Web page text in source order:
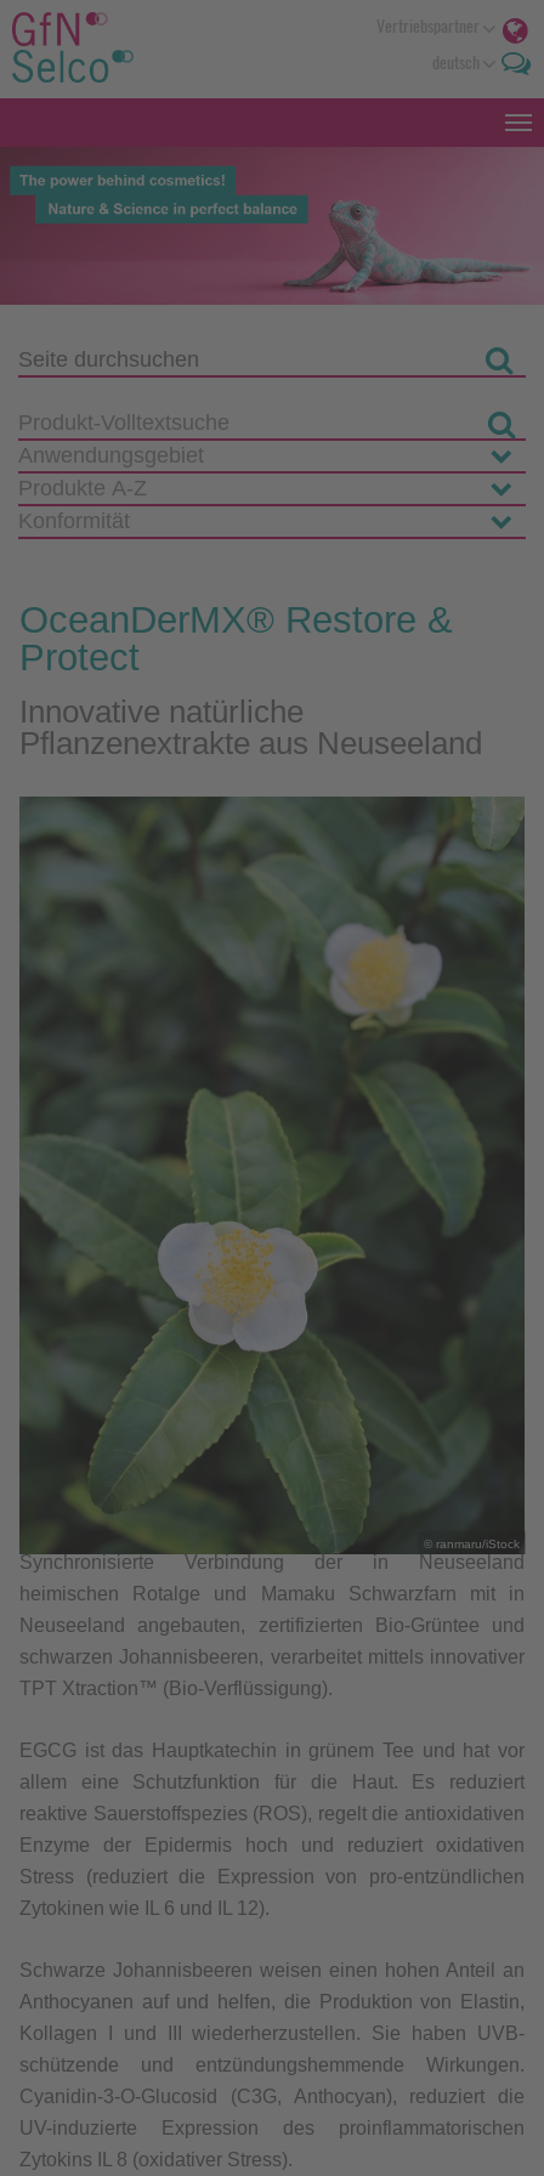
OceanDerMX® Restore &
Protect
Innovative natürliche
Pflanzenextrakte aus Neuseeland
© ranmaru/iStock
Synchronisierte Verbindung der in Neuseeland
heimischen Rotalge und Mamaku Schwarzfarn mit in
Neuseeland angebauten, zertifizierten Bio-Grüntee und
schwarzen Johannisbeeren, verarbeitet mittels innovativer
TPT Xtraction™ (Bio-Verflüssigung).
EGCG ist das Hauptkatechin in grünem Tee und hat vor
allem eine Schutzfunktion für die Haut. Es reduziert
reaktive Sauerstoffspezies (ROS), regelt die antioxidativen
Enzyme der Epidermis hoch und reduziert oxidativen
Stress (reduziert die Expression von pro-entzündlichen
Zytokinen wie IL 6 und IL 12).
Schwarze Johannisbeeren weisen einen hohen Anteil an
Anthocyanen auf und helfen, die Produktion von Elastin,
Kollagen I und III wiederherzustellen. Sie haben UVB-
schützende und entzündungshemmende Wirkungen.
Cyanidin-3-O-Glucosid (C3G, Anthocyan), reduziert die
UV-induzierte Expression des proinflammatorischen
Zytokins IL 8 (oxidativer Stress).